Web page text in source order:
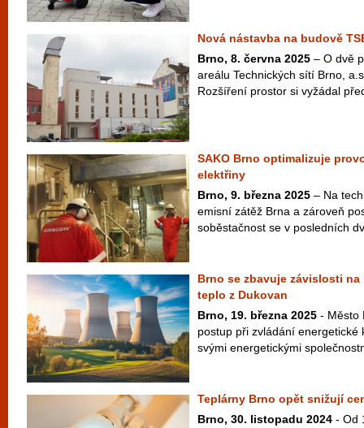
Nová nástavba na budově
Brno, 8. června 2025 – O dvě
areálu Technických sítí Brno,
Rozšíření prostor si vyžádal
SAKO Brno optimalizuje
elektřiny
Brno, 9. března 2025 – Na
emisní zátěž Brna a zároveň
soběstačnost se v posledních
Brno se zbavuje závislosti na
teplo z Dukovan
Brno, 19. března 2025 - Město
postup při zvládání energetické
svými energetickými
Teplárny Brno opět snižují
Brno, 30. listopadu 2024 - Od